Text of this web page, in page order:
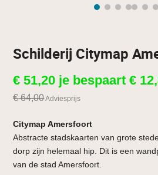
Schilderij Citymap
€ 51,20 je bespaart€
€64,00Adviesprijs
Citymap Amersfoort
Abstracte stadskaarten van grote
dorp zijn helemaal hip. Dit is een
van de stad Amersfoort.